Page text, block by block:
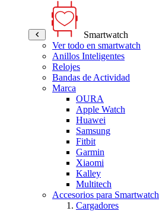
Smartwatch
Ver todo en smartwatch
Anillos Inteligentes
Relojes
Bandas de Actividad
Marca
OURA
Apple Watch
Huawei
Samsung
Fitbit
Garmin
Xiaomi
Kalley
Multitech
Accesorios para Smartwatch
Cargadores